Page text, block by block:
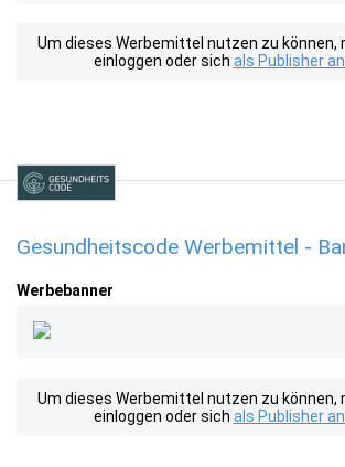
Um dieses Werbemittel nutzen zu können,
einloggen oder sich als Publisher
Gesundheitscode Werbemittel -
Werbebanner
Um dieses Werbemittel nutzen zu können,
einloggen oder sich als Publisher